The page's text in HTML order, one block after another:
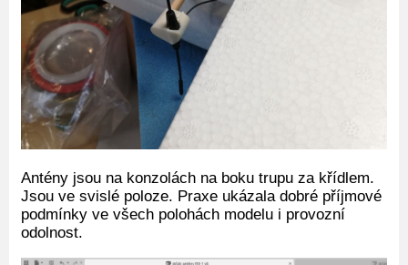
Antény jsou na konzolách na boku trupu za křídlem.
Jsou ve svislé poloze. Praxe ukázala dobré příjmové
podmínky ve všech polohách modelu i provozní
odolnost.